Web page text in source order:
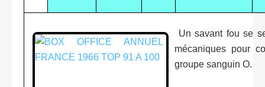
Un savant fou se
mécaniques pour
groupe sanguin O.